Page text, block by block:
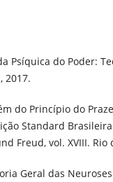
Psíquica do Poder:
2017.
do Princípio do
Standard
Freud, vol. XVIII. Rio
Geral das